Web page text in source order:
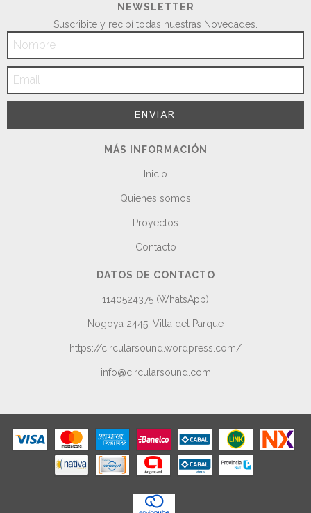
NEWSLETTER
Suscribite y recibí todas nuestras Novedades.
MÁS INFORMACIÓN
Inicio
Quienes somos
Proyectos
Contacto
DATOS DE CONTACTO
1140524375 (WhatsApp)
Nogoya 2445, Villa del Parque
https://circularsound.wordpress.com/
info@circularsound.com